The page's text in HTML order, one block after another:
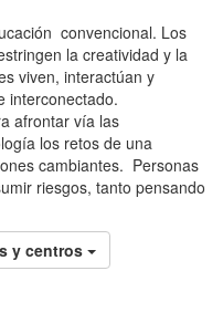
convencional. Los
la creatividad y la
viven, interactúan y
interconectado.
afrontar vía las
los retos de una
cambiantes. Personas
riesgos, tanto pensando
y centros